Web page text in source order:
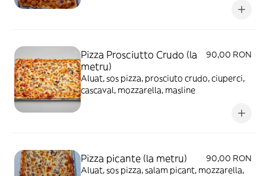
Pizza Prosciutto Crudo (la
metru)
90,00 RON
Aluat, sos pizza, prosciuto crudo, ciuperci,
cascaval, mozzarella, masline
Pizza picante (la metru)
90,00 RON
Aluat, sos pizza, salam picant, mozzarella,